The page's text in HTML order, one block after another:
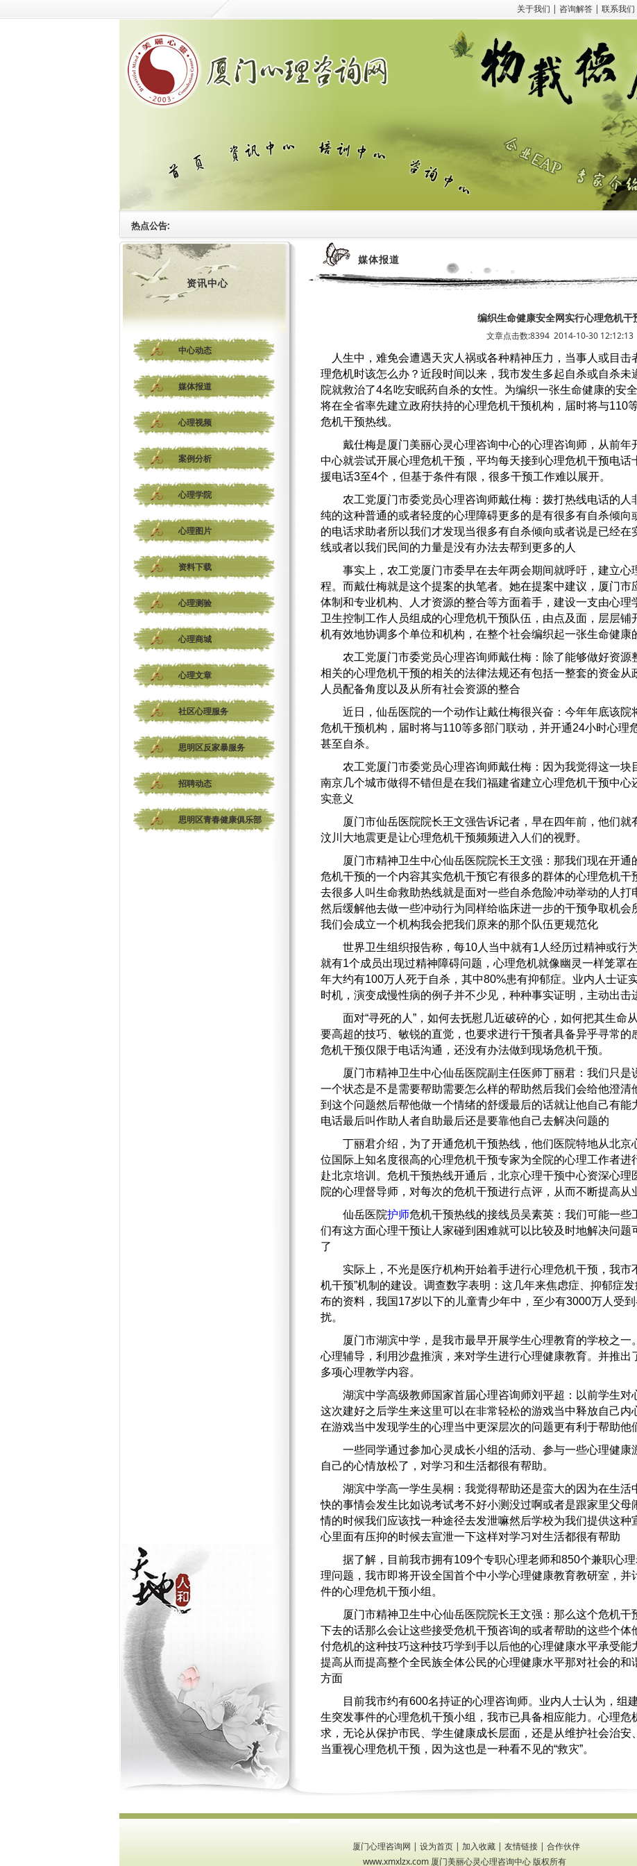
关于我们 | 咨询解答 | 联系我们
热点公告:
资讯中心
中心动态
媒体报道
心理视频
案例分析
心理学院
心理图片
资料下载
心理测验
心理商城
心理文章
社区心理服务
思明区反家暴服务
招聘动态
思明区青春健康俱乐部
媒体报道
编织生命健康安全网实行心理危机干
文章点击数:8394 2014-10-30 12:12:13
人生中，难免会遭遇天灾人祸或各种精神压力，当事人或目击
理危机时该怎么办？近段时间以来，我市发生多起自杀或自杀未
院就救治了4名吃安眠药自杀的女性。为编织一张生命健康的安
将在全省率先建立政府扶持的心理危机干预机构，届时将与110
危机干预热线。
戴仕梅是厦门美丽心灵心理咨询中心的心理咨询师，从前年
中心就尝试开展心理危机干预，平均每天接到心理危机干预电话
援电话3至4个，但基于条件有限，很多干预工作难以展开。
农工党厦门市委党员心理咨询师戴仕梅：拨打热线电话的人
纯的这种普通的或者轻度的心理障碍更多的是有很多有自杀倾向
的电话求助者所以我们才发现当很多有自杀倾向或者说是已经
线或者以我们民间的力量是没有办法去帮到更多的人
事实上，农工党厦门市委早在去年两会期间就呼吁，建立心
程。而戴仕梅就是这个提案的执笔者。她在提案中建议，厦门
体制和专业机构、人才资源的整合等方面着手，建设一支由心理
卫生控制工作人员组成的心理危机干预队伍，由点及面，层层
机有效地协调多个单位和机构，在整个社会编织起一张生命健康
农工党厦门市委党员心理咨询师戴仕梅：除了能够做好资源
相关的心理危机干预的相关的法律法规还有包括一整套的资金从
人员配备角度以及从所有社会资源的整合
近日，仙岳医院的一个动作让戴仕梅很兴奋：今年年底该院
危机干预机构，届时将与110等多部门联动，并开通24小时心理
甚至自杀。
农工党厦门市委党员心理咨询师戴仕梅：因为我觉得这一块
南京几个城市做得不错但是在我们福建省建立心理危机干预中
实意义
厦门市仙岳医院院长王文强告诉记者，早在四年前，他们就
汶川大地震更是让心理危机干预频频进入人们的视野。
厦门市精神卫生中心仙岳医院院长王文强：那我们现在开通
危机干预的一个内容其实危机干预它有很多的群体的心理危机干
去很多人叫生命救助热线就是面对一些自杀危险冲动举动的人
然后缓解他去做一些冲动行为同样给临床进一步的干预争取机
我们会成立一个机构我会把我们原来的那个队伍更规范化
世界卫生组织报告称，每10人当中就有1人经历过精神或行
就有1个成员出现过精神障碍问题，心理危机就像幽灵一样笼罩
年大约有100万人死于自杀，其中80%患有抑郁症。业内人士证
时机，演变成慢性病的例子并不少见，种种事实证明，主动出击
面对“寻死的人”，如何去抚慰几近破碎的心，如何把其生命
要高超的技巧、敏锐的直觉，也要求进行干预者具备异乎寻常的
危机干预仅限于电话沟通，还没有办法做到现场危机干预。
厦门市精神卫生中心仙岳医院副主任医师丁丽君：我们只是
一个状态是不是需要帮助需要怎么样的帮助然后我们会给他澄清
到这个问题然后帮他做一个情绪的舒缓最后的话就让他自己有能
电话最后叫作助人者自助最后还是要靠他自己去解决问题的
丁丽君介绍，为了开通危机干预热线，他们医院特地从北京
位国际上知名度很高的心理危机干预专家为全院的心理工作者进
赴北京培训。危机干预热线开通后，北京心理干预中心资深心
院的心理督导师，对每次的危机干预进行点评，从而不断提高从
仙岳医院护师危机干预热线的接线员吴素英：我们可能一
们有这方面心理干预让人家碰到困难就可以比较及时地解决问
了
实际上，不光是医疗机构开始着手进行心理危机干预，我市
机干预”机制的建设。调查数字表明：这几年来焦虑症、抑郁症
布的资料，我国17岁以下的儿童青少年中，至少有3000万人受
扰。
厦门市湖滨中学，是我市最早开展学生心理教育的学校之一
心理辅导，利用沙盘推演，来对学生进行心理健康教育。并推
多项心理教学内容。
湖滨中学高级教师国家首届心理咨询师刘平超：以前学生对
这次建好之后学生来这里可以在非常轻松的游戏当中释放自己
在游戏当中发现学生的心理当中更深层次的问题更有利于帮助他
一些同学通过参加心灵成长小组的活动、参与一些心理健康
自己的心情放松了，对学习和生活都很有帮助。
湖滨中学高一学生吴桐：我觉得帮助还是蛮大的因为在生活
快的事情会发生比如说考试考不好小测没过啊或者是跟家里父
情的时候我们应该找一种途径去发泄嘛然后学校为我们提供这种
心里面有压抑的时候去宣泄一下这样对学习对生活都很有帮助
据了解，目前我市拥有109个专职心理老师和850个兼职心理
理问题，我市即将开设全国首个中小学心理健康教育教研室，
件的心理危机干预小组。
厦门市精神卫生中心仙岳医院院长王文强：那么这个危机干
下去的话那么会让这些接受危机干预咨询的或者帮助的这些个体
付危机的这种技巧这种技巧学到手以后他的心理健康水平承受能
提高从而提高整个全民族全体公民的心理健康水平那对社会的和
方面
目前我市约有600名持证的心理咨询师。业内人士认为，组
生突发事件的心理危机干预小组，我市已具备相应能力。心理
求，无论从保护市民、学生健康成长层面，还是从维护社会治安
当重视心理危机干预，因为这也是一种看不见的“救灾”。
厦门心理咨询网 | 设为首页 | 加入收藏 | 友情链接 | 合作伙伴
www.xmxlzx.com 厦门美丽心灵心理咨询中心 版权所有